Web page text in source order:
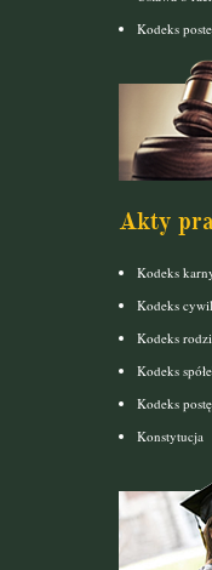
Kodeks
Akty
Kodeks
Kodeks
Kodeks
Kodeks
Kodeks
Konstytucja